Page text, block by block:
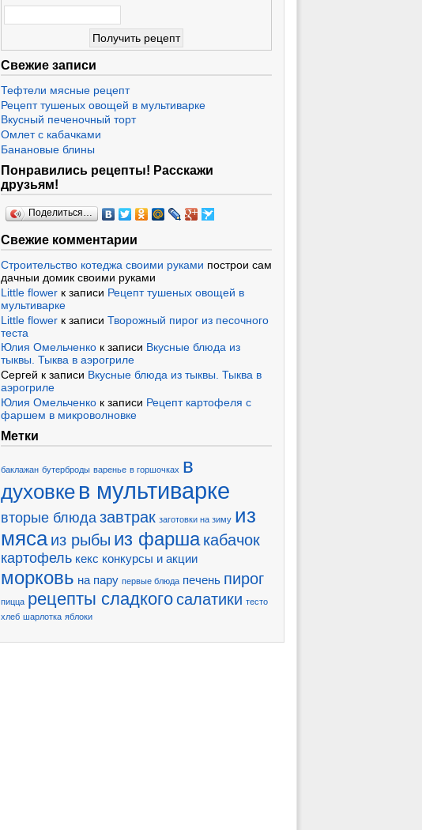
Свежие записи
Тефтели мясные рецепт
Рецепт тушеных овощей в мультиварке
Вкусный печеночный торт
Омлет с кабачками
Банановые блины
Понравились рецепты! Расскажи
друзьям!
Поделиться…
Свежие комментарии
Строительство котеджа своими руками построи сам
дачныи домик своими руками
Little flower к записи Рецепт тушеных овощей в
мультиварке
Little flower к записи Творожный пирог из песочного
теста
Юлия Омельченко к записи Вкусные блюда из
тыквы. Тыква в аэрогриле
Сергей к записи Вкусные блюда из тыквы. Тыква в
аэрогриле
Юлия Омельченко к записи Рецепт картофеля с
фаршем в микроволновке
Метки
баклажан бутерброды варенье в горшочках в
духовке в мультиварке
вторые блюда завтрак заготовки на зиму из
мяса из рыбы из фарша кабачок
картофель кекс конкурсы и акции
морковь на пару первые блюда печень пирог
пицца рецепты сладкогосалатики тесто
хлеб шарлотка яблоки